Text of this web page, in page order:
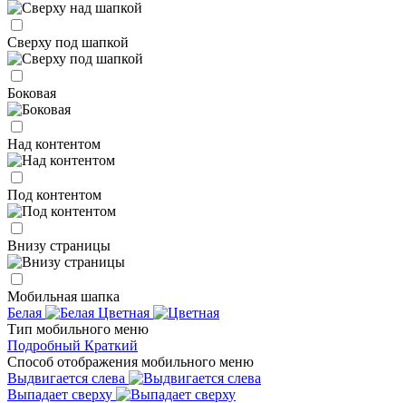
Сверху под шапкой
Боковая
Над контентом
Под контентом
Внизу страницы
Мобильная шапка
Белая
Цветная
Тип мобильного меню
Подробный Краткий
Способ отображения мобильного меню
Выдвигается слева
Выпадает сверху